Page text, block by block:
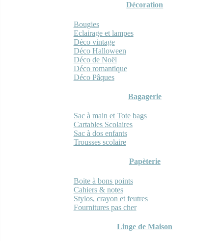
Décoration
Bougies
Eclairage et lampes
Déco vintage
Déco Halloween
Déco de Noël
Déco romantique
Déco Pâques
Bagagerie
Sac à main et Tote bags
Cartables Scolaires
Sac à dos enfants
Trousses scolaire
Papèterie
Boite à bons points
Cahiers & notes
Stylos, crayon et feutres
Fournitures pas cher
Linge de Maison